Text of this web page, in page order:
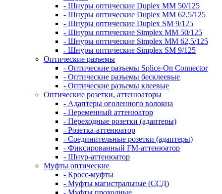
- Шнуры оптические Duplex MM 50/125
- Шнуры оптические Duplex MM 62,5/125
- Шнуры оптические Duplex SM 9/125
- Шнуры оптические Simplex MM 50/125
- Шнуры оптические Simplex MM 62,5/125
- Шнуры оптические Simplex SM 9/125
Оптические разъемы
- Оптические разъемы Splice-On Connector
- Оптические разъемы бесклеевые
- Оптические разъемы клеевые
Оптические розетки, аттенюаторы
- Адаптеры оголенного волокна
- Переменный аттенюатор
- Переходные розетки (адаптеры)
- Розетка-аттенюатор
- Соединительные розетки (адаптеры)
- Фиксированный FM-аттенюатор
- Шнур-аттенюатор
Муфты оптические
- Кросс-муфты
- Муфты магистральные (ССД)
- Муфты проходные